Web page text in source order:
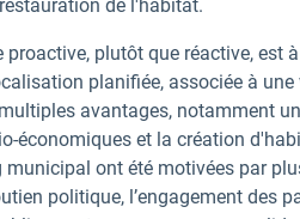
de l'habitat.
plutôt que réactive, est
planifiée, associée à
avantages, notamment
économiques et la création
ont été motivées par
politique, l’engagement des